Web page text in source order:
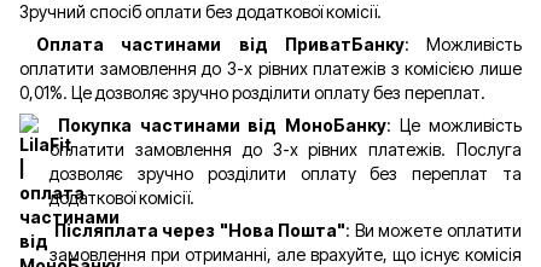
Зручний спосіб оплати без додаткової комісії.
Оплата частинами від ПриватБанку: Можливість
оплатити замовлення до 3-х рівних платежів з комісією лише
0,01%. Це дозволяє зручно розділити оплату без переплат.
Покупка частинами від МоноБанку: Це можливість
оплатити замовлення до 3-х рівних платежів. Послуга
дозволяє зручно розділити оплату без переплат та
додаткової комісії.
Післяплата через "Нова Пошта": Ви можете оплатити
замовлення при отриманні, але врахуйте, що існує комісія